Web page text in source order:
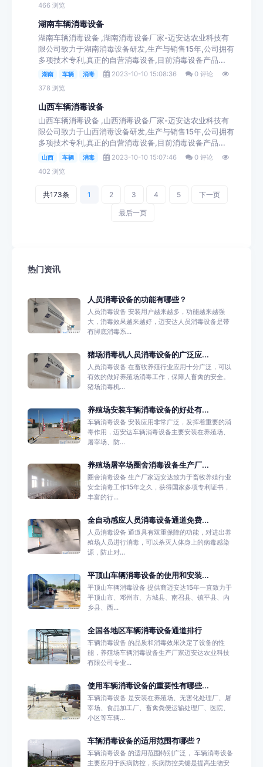
466 浏览
湖南车辆消毒设备
湖南车辆消毒设备 ,湖南消毒设备厂家-迈安达农业科技有
限公司致力于湖南消毒设备研发,生产与销售15年,公司拥有
多项技术专利,真正的自营消毒设备,目前消毒设备产品...
湖南 车辆 消毒 2023-10-10 15:08:36
0 评论
378 浏览
山西车辆消毒设备
山西车辆消毒设备 ,山西消毒设备厂家-迈安达农业科技有
限公司致力于山西消毒设备研发,生产与销售15年,公司拥有
多项技术专利,真正的自营消毒设备,目前消毒设备产品...
山西 车辆 消毒 2023-10-10 15:07:46
0 评论
402 浏览
共173条 1 2 3 4 5 下一页
最后一页
热门资讯
人员消毒设备的功能有哪些？
人员消毒设备 安装用户越来越多，功能越来越强
大，消毒效果越来越好，迈安达人员消毒设备是带
有脚底消毒系...
猪场消毒机人员消毒设备的广泛应...
人员消毒设备 在畜牧养殖行业应用十分广泛，可以
有效的做好养殖场消毒工作，保障人畜禽的安全。
猪场消毒机...
养殖场安装车辆消毒设备的好处有...
车辆消毒设备 安装应用非常广泛，发挥着重要的消
毒作用，迈安达车辆消毒设备主要安装在养殖场、
屠宰场、防...
养殖场屠宰场圈舍消毒设备生产厂...
圈舍消毒设备 生产厂家迈安达致力于畜牧养殖行业
安全消毒工作15年之久，获得国家多项专利证书，
丰富的行...
全自动感应人员消毒设备通道免费...
人员消毒设备 通道具有双重保障的功能，对进出养
殖场人员进行消毒，可以杀灭人体身上的病毒感染
源，防止对...
平顶山车辆消毒设备的使用和安装...
平顶山车辆消毒设备 提供商迈安达15年一直致力于
平顶山市、邓州市、方城县、南召县、镇平县、内
乡县、西...
全国各地区车辆消毒设备通道排行
车辆消毒设备 的品质和消毒效果决定了设备的性
能，养殖场车辆消毒设备生产厂家迈安达农业科技
有限公司专业...
使用车辆消毒设备的重要性有哪些...
车辆消毒设备 是安装在养殖场、无害化处理厂、屠
宰场、食品加工厂、畜禽粪便运输处理厂、医院、
小区等车辆...
车辆消毒设备的适用范围有哪些？
车辆消毒设备 的适用范围特别广泛， 车辆消毒设备
主要应用于疾病防控，疾病防控关键是提高生物安